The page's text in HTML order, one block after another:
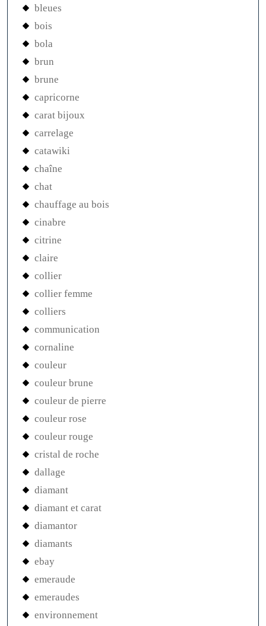
bleues
bois
bola
brun
brune
capricorne
carat bijoux
carrelage
catawiki
chaîne
chat
chauffage au bois
cinabre
citrine
claire
collier
collier femme
colliers
communication
cornaline
couleur
couleur brune
couleur de pierre
couleur rose
couleur rouge
cristal de roche
dallage
diamant
diamant et carat
diamantor
diamants
ebay
emeraude
emeraudes
environnement